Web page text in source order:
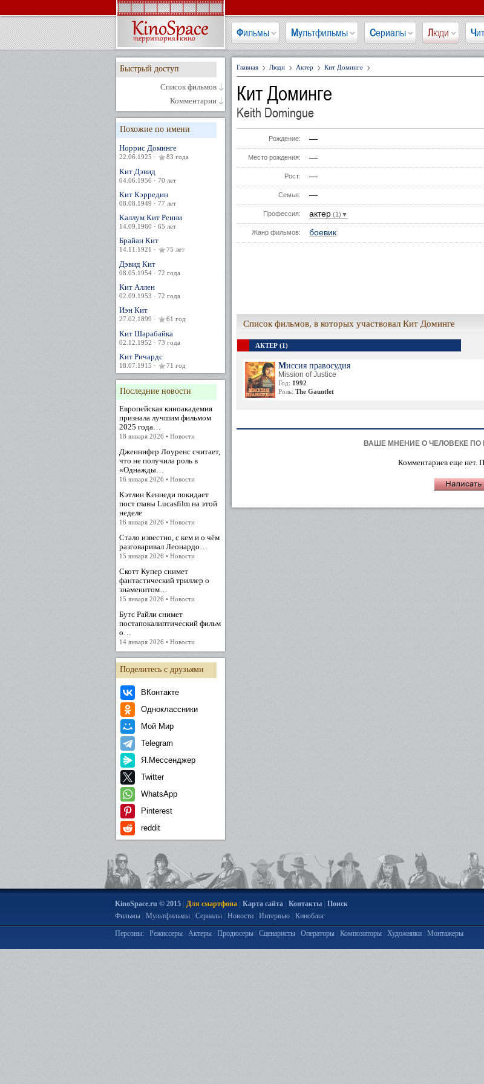
Фильмы Мультфильмы Сериалы Люди
Быстрый доступ
Список фильмов
Комментарии
Похожие по имени
Норрис Доминге
22.06.1925 · 83 года
Кит Дэвид
04.06.1956 · 70 лет
Кит Кэрредин
08.08.1949 · 77 лет
Каллум Кит Ренни
14.09.1960 · 65 лет
Брайан Кит
14.11.1921 · 75 лет
Дэвид Кит
08.05.1954 · 72 года
Кит Аллен
02.09.1953 · 72 года
Иэн Кит
27.02.1899 · 61 год
Кит Шарабайка
02.12.1952 · 73 года
Кит Ричардс
18.07.1915 · 71 год
Последние новости
Европейская киноакадемия
признала лучшим фильмом
2025 года…
18 января 2026 • Новости
Дженнифер Лоуренс считает,
что не получила роль в
«Однажды…
16 января 2026 • Новости
Кэтлин Кеннеди покидает
пост главы Lucasfilm на этой
неделе
16 января 2026 • Новости
Стало известно, с кем и о чём
разговаривал Леонардо…
15 января 2026 • Новости
Скотт Купер снимет
фантастический триллер о
знаменитом…
15 января 2026 • Новости
Бутс Райли снимет
постапокалиптический фильм
о…
14 января 2026 • Новости
Поделитесь с друзьями
ВКонтакте
Одноклассники
Мой Мир
Telegram
Я.Мессенджер
Twitter
WhatsApp
Pinterest
reddit
Главная Люди Актер Кит Доминге
Кит Доминге
Keith Domingue
Рождение: —
Место рождения: —
Рост: —
Семья: —
Профессия: актер (1)▼
Жанр фильмов: боевик
Список фильмов, в которых участвовал Кит Доминге
АКТЕР (1)
Миссия правосудия
Mission of Justice
Год: 1992
Роль: The Gauntlet
ВАШЕ МНЕНИЕ О ЧЕЛОВЕКЕ ПО
Комментариев еще нет.
KinoSpace.ru © 2015| Для смартфона| Карта сайта| Контакты| Поиск
Фильмы| Мультфильмы| Сериалы| Новости| Интервью| Киноблог
Персоны: Режиссеры| Актеры| Продюсеры| Сценаристы| Операторы| Композиторы| Художники| Монтажеры